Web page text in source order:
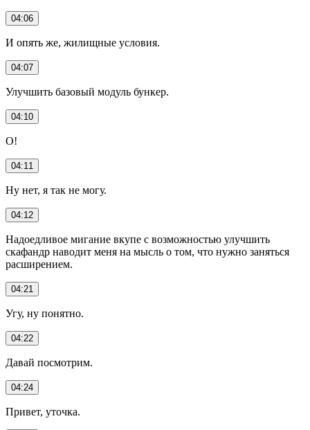
04:06
И опять же, жилищные условия.
04:07
Улучшить базовый модуль бункер.
04:10
О!
04:11
Ну нет, я так не могу.
04:12
Надоедливое мигание вкупе с возможностью улучшить
скафандр наводит меня на мысль о том, что нужно заняться
расширением.
04:21
Угу, ну понятно.
04:22
Давай посмотрим.
04:24
Привет, уточка.